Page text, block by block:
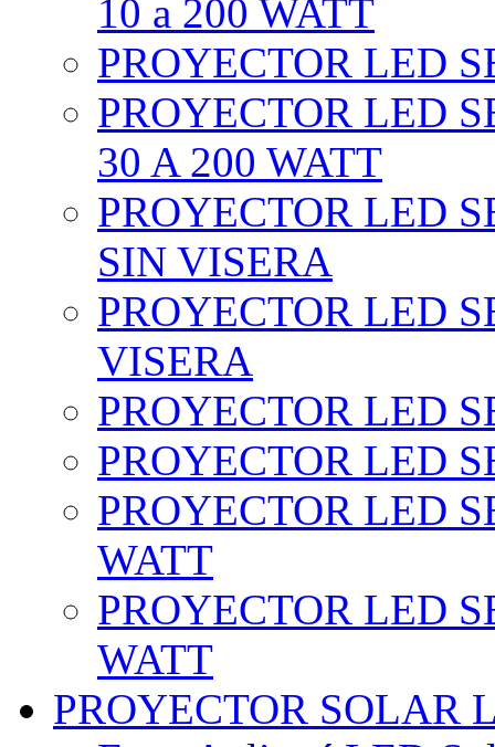
10 a 200 WATT
PROYECTOR LED
PROYECTOR LED
30 A 200 WATT
PROYECTOR LED
SIN VISERA
PROYECTOR LED
VISERA
PROYECTOR LED
PROYECTOR LED
PROYECTOR LED
WATT
PROYECTOR LED
WATT
PROYECTOR SOLAR